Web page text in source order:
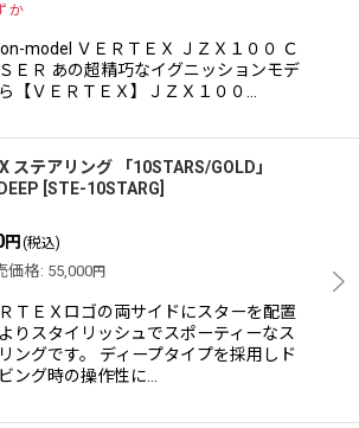
か
model ＶＥＲＴＥＸ ＪＺＸ１００ Ｃ
ＥＲ あの超精巧なイグニッションモデ
【ＶＥＲＴＥＸ】ＪＺＸ１００…
ステアリング 「10STARS/GOLD」
STE-10STARG
円 (税込)
価格: 55,000円
ＴＥＸロゴの両サイドにスターを配置
りスタイリッシュでスポーティーなス
ングです。 ディープタイプを採用しド
ング時の操作性に…